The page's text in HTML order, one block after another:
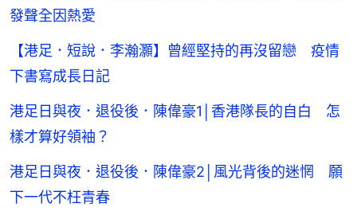
發聲全因熱愛
【港足．短說．李瀚灝】曾經堅持的再沒留戀 疫情
下書寫成長日記
港足日與夜．退役後．陳偉豪1│香港隊長的自白 怎
樣才算好領袖？
港足日與夜．退役後．陳偉豪2│風光背後的迷惘 願
下一代不枉青春